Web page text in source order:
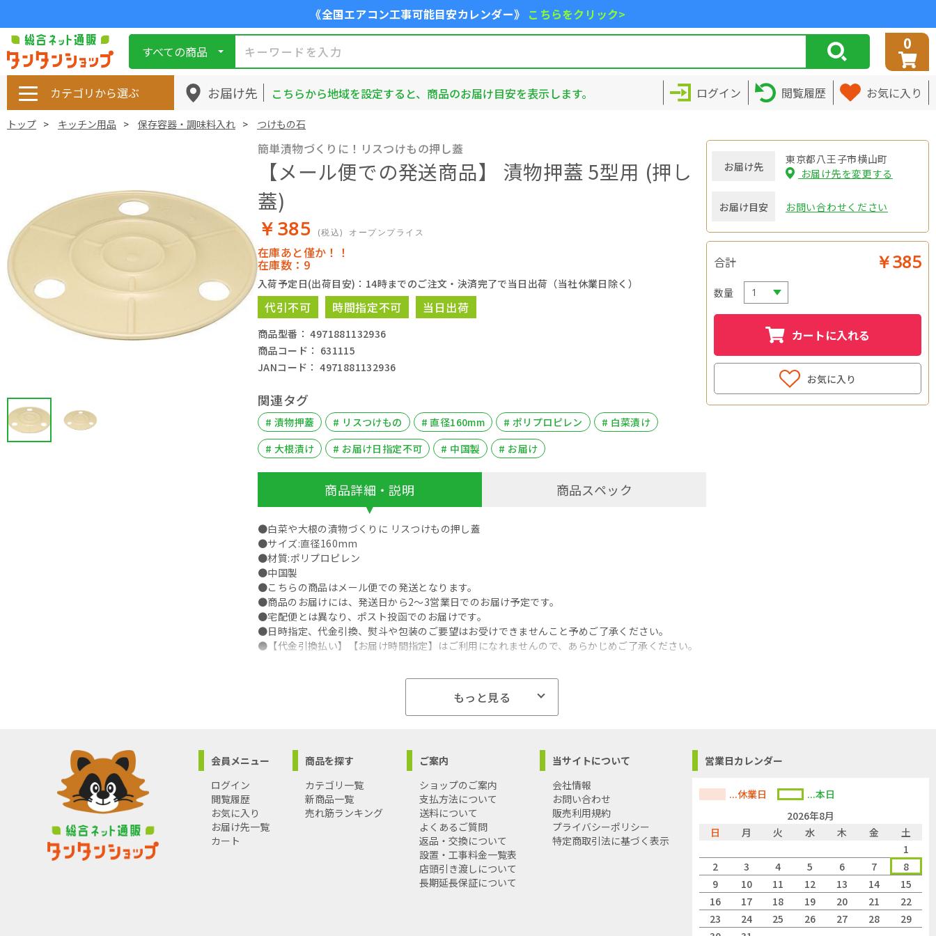
《全国エアコン工事可能目安カレンダー》 こちらをクリック>
すべての商品 0
カテゴリから選ぶ お届け先 こちらから地域を設定すると、商品のお届け目安を表示します。 ログイン 閲覧履歴 お気に入り
トップ キッチン用品 保存容器・調味料入れ つけもの石
簡単漬物づくりに！リスつけもの押し蓋
【メール便での発送商品】 漬物押蓋 5型用 (押し
蓋)
￥385 (税込) オープンプライス
在庫あと僅か！！
在庫数：9
入荷予定日(出荷目安)：14時までのご注文・決済完了で当日出荷（当社休業日除く）
代引不可 時間指定不可 当日出荷
商品型番： 4971881132936
商品コード： 631115
JANコード： 4971881132936
関連タグ
# 漬物押蓋 # リスつけもの # 直径160mm # ポリプロピレン
# 白菜漬け
# 大根漬け
# お届け日指定不可 # 中国製 # お届け
商品詳細・説明
●白菜や大根の漬物づくりに リスつけもの押し蓋
●サイズ:直径160mm
●材質:ポリプロピレン
●中国製
●こちらの商品はメール便での発送となります。
●商品のお届けには、発送日から2～3営業日でのお届け予定です。
●宅配便とは異なり、ポスト投函でのお届けです。
●日時指定、代金引換、熨斗や包装のご要望はお受けできませんこと予めご了承ください。
●【代金引換払い】【お届け時間指定】はご利用になれませんので、あらかじめご了承ください。
もっと見る
商品スペック
お届け先
東京都八王子市横山町
お届け先を変更する
お届け目安 お問い合わせください
合計 ￥385
数量
カートに入れる
お気に入り
会員メニュー
ログイン
閲覧履歴
お気に入り
お届け先一覧
カート
商品を探す
カテゴリ一覧
新商品一覧
売れ筋ランキング
ご案内
ショップのご案内
支払方法について
送料について
よくあるご質問
返品・交換について
設置・工事料金一覧表
店頭引き渡しについて
長期延長保証について
当サイトについて
会社情報
お問い合わせ
販売利用規約
プライバシーポリシー
特定商取引法に基づく表示
営業日カレンダー
...休業日
...本日
2026年8月
日
月 火 水 木 金
土
1
2
3 4 5 6 7
8
9
10 11 12 13 14
15
16
17 18 19 20 21
22
23
24 25 26 27 28
29